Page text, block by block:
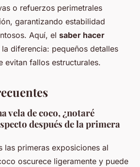
o refuerzos perimetrales
garantizando estabilidad
Aquí, el saber hacer
la diferencia: pequeños detalles
evitan fallos estructurales.
vela de coco, ¿notaré
después de la primera
las primeras exposiciones al
oscurece ligeramente y puede